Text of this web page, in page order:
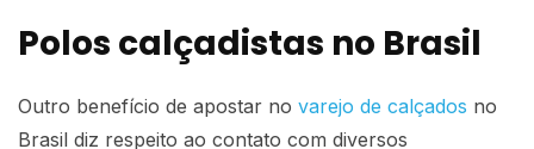
Polos calçadistas no Brasil
Outro benefício de apostar no varejo de calçados no
Brasil diz respeito ao contato com diversos